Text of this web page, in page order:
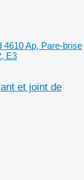
4610 Ap, Pare-brise
E3
et joint de